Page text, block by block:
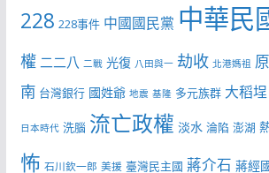
228 228事件 中國國民黨 中華民
權 二二八 二戰 光復 八田與一 劫收 北港媽祖
南 台灣銀行 國姓爺 地震 基隆 多元族群 大稻埕
日本時代 洗腦 流亡政權 淡水 淪陷 澎湖
怖 石川欽一郎 美援 臺灣民主國 蔣介石 蔣經